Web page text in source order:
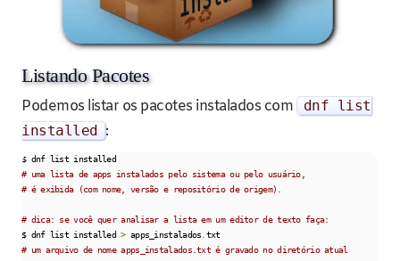
Listando Pacotes
Podemos listar os pacotes instalados com
dnf list
installed :
# uma lista de apps instalados pelo sistema ou pelo usuário,
# é exibida (com nome, versão e repositório de origem).
# dica: se você quer analisar a lista em um editor de texto faça:
$ dnf list installed > apps_instalados
# um arquivo de nome apps_instalados.txt é gravado no diretório atual